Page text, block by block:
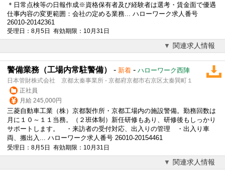
＊日常点検等の日報作成※資格保有者及び経験者は選考・賃金面で優遇
仕事内容の変更範囲：会社の定める業務... ハローワーク求人番号
26010-20142361
受理日：8月5日 有効期限：10月31日
関連求人情報
警備業務（工場内常駐警備） - 新着 - ハローワーク西陣
日本管財株式会社 京都太秦事業所 - 京都府京都市右京区太秦巽町１
正社員
月給 245,000円
三菱自動車工業（株）京都製作所・京都工場内の施設警備。勤務回数は
月に１０～１１当務。（２班体制）新任研修もあり、研修後もしっかり
サポートします。 ・来訪者の受付対応、出入りの管理 ・出入り車
両、搬出入... ハローワーク求人番号 26010-20154461
受理日：8月5日 有効期限：10月31日
関連求人情報